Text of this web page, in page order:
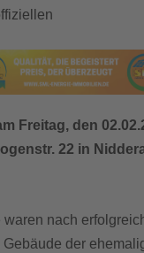
Freitag, den
22 in
waren nach
der